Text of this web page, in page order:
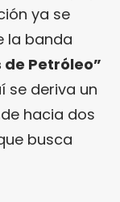
ya se
la banda
de Petróleo”
se deriva un
hacia dos
busca